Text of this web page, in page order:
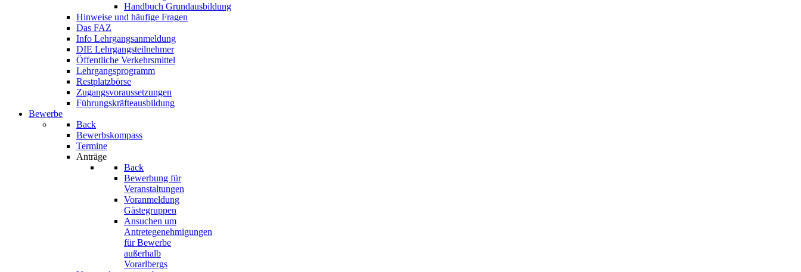
Handbuch Grundausbildung
Hinweise und häufige Fragen
Das FAZ
Info Lehrgangsanmeldung
DIE Lehrgangsteilnehmer
Öffentliche Verkehrsmittel
Lehrgangsprogramm
Restplatzbörse
Zugangsvoraussetzungen
Führungskräfteausbildung
Bewerbe
Back
Bewerbskompass
Termine
Anträge
Back
Bewerbung für
Veranstaltungen
Voranmeldung
Gästegruppen
Ansuchen um
Antretegenehmigungen
für Bewerbe
außerhalb
Vorarlbergs